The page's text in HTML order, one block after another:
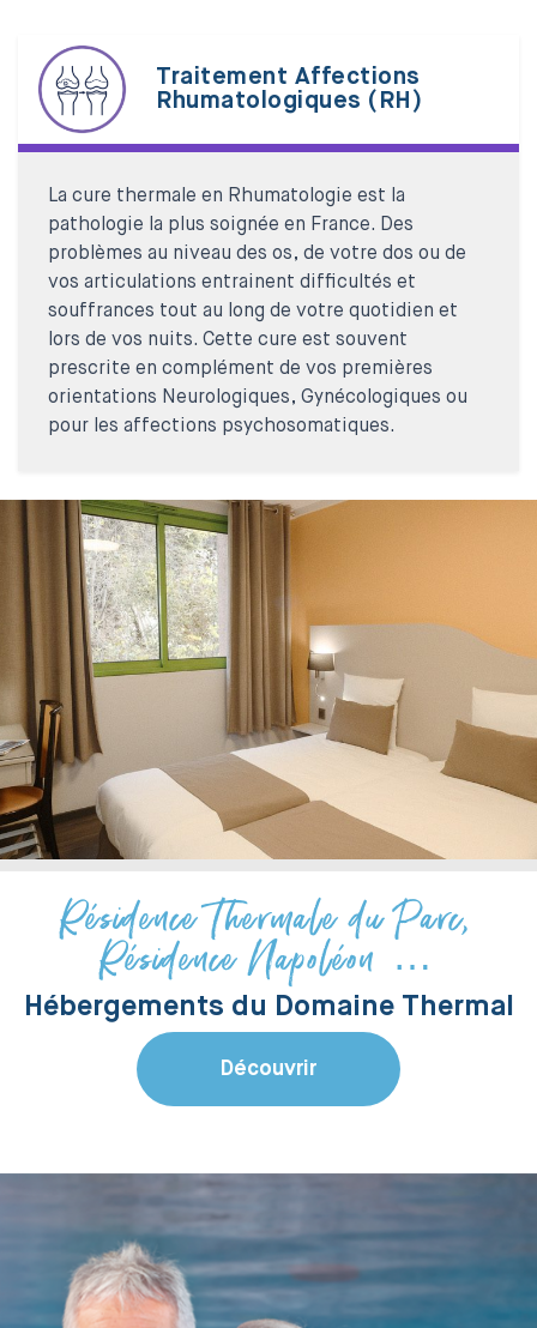
Traitement Affections
Rhumatologiques (RH)
La cure thermale en Rhumatologie est la
pathologie la plus soignée en France. Des
problèmes au niveau des os, de votre dos ou de
vos articulations entrainent difficultés et
souffrances tout au long de votre quotidien et
lors de vos nuits. Cette cure est souvent
prescrite en complément de vos premières
orientations Neurologiques, Gynécologiques ou
pour les affections psychosomatiques.
Résidence Thermale du Parc,
Résidence Napoléon …
Hébergements du Domaine Thermal
Découvrir